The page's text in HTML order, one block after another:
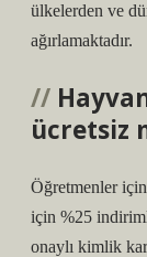
ülkelerden ve
ağırlamaktadır.
ücretsiz
Öğretmenler
için %25
onaylı kimlik